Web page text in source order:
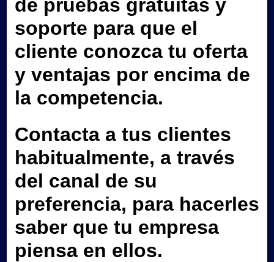
de pruebas gratuitas y
soporte para que el
cliente conozca tu oferta
y ventajas por encima de
la competencia.
Contacta a tus clientes
habitualmente, a través
del canal de su
preferencia, para hacerles
saber que tu empresa
piensa en ellos.